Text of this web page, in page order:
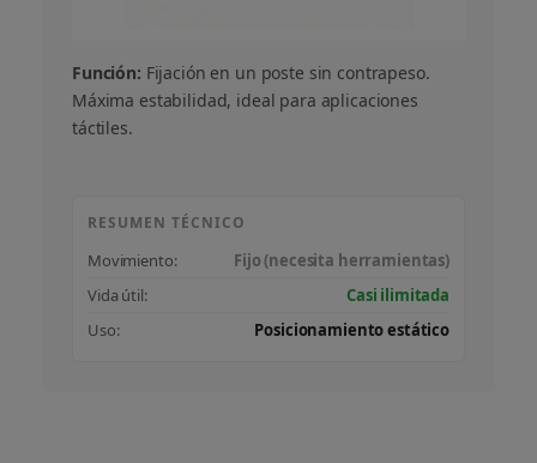
Función: Fijación en un poste sin contrapeso.
Máxima estabilidad, ideal para aplicaciones
táctiles.
RESUMEN TÉCNICO
Movimiento:
Fijo (necesita herramientas)
Vida útil:
Casi ilimitada
Uso:
Posicionamiento estático